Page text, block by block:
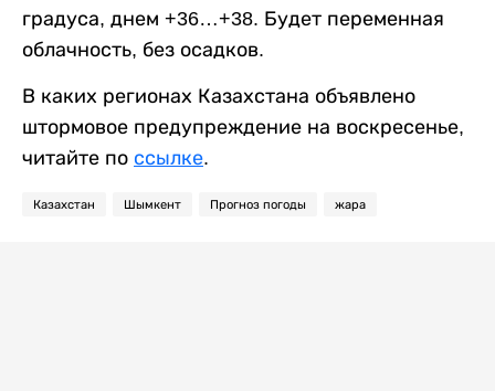
градуса, днем +36…+38. Будет переменная
облачность, без осадков.
В каких регионах Казахстана объявлено
штормовое предупреждение на воскресенье,
читайте по ссылке.
Казахстан Шымкент Прогноз погоды жара